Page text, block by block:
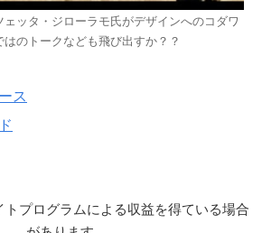
ッタ・ジローラモ氏がデザインへのコダワ
のトークなども飛び出すか？？
ス
プログラムによる収益を得ている場合